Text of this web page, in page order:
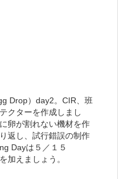
Drop）day2。CIR、班
クターを作成しまし
卵が割れない機材を作
返し、試行錯誤の制作
Dayは５／１５
加えましょう。